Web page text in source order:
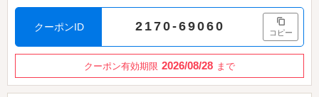
クーポンID 2170-69060 コピー
クーポン有効期限 2026/08/28 まで